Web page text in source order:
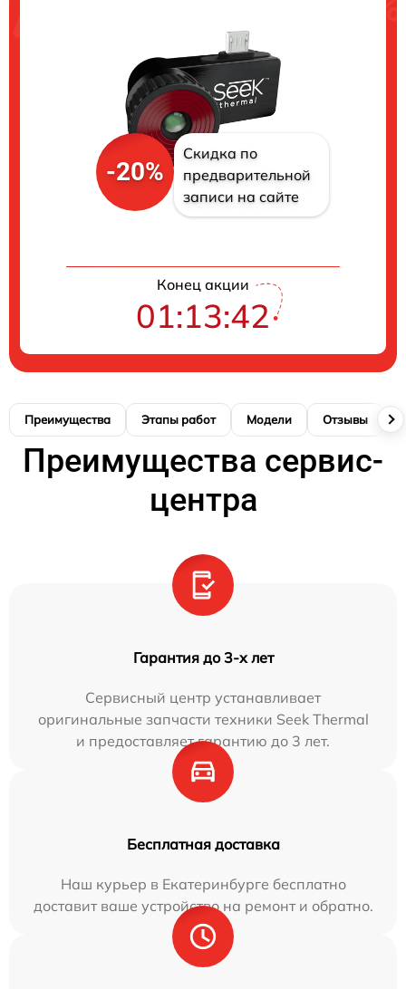
-20%
Скидка по
предварительной
записи на сайте
Конец акции
01:13:41
Преимущества Этапы работ Модели Отзывы
Преимущества сервис-
центра
Гарантия до 3-х лет
Сервисный центр устанавливает
оригинальные запчасти техники Seek Thermal
и предоставляет гарантию до 3 лет.
Бесплатная доставка
Наш курьер в Екатеринбурге бесплатно
доставит ваше устройство на ремонт и обратно.